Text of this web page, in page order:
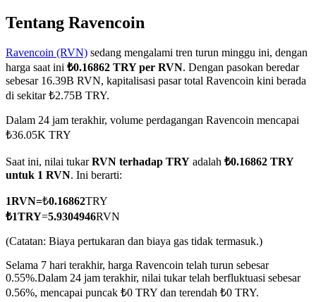
COIN-M Berjangka
Mata Uang Kripto Berjangka
TradFi
USDC Berjangka
Tentang Ravencoin
Ravencoin (RVN) sedang mengalami tren turun minggu ini, dengan
harga saat ini ₺0.16862 TRY per RVN. Dengan pasokan beredar
sebesar 16.39B RVN, kapitalisasi pasar total Ravencoin kini berada
di sekitar ₺2.75B TRY.
Dalam 24 jam terakhir, volume perdagangan Ravencoin mencapai
₺36.05K TRY
Saat ini, nilai tukarRVN terhadap TRY adalah ₺0.16862 TRY
untuk 1 RVN. Ini berarti:
1RVN=₺0.16862TRY
₺1TRY=5.9304946RVN
(Catatan: Biaya pertukaran dan biaya gas tidak termasuk.)
Selama 7 hari terakhir, harga Ravencoin telah turun sebesar
0.55%.Dalam 24 jam terakhir, nilai tukar telah berfluktuasi sebesar
0.56%, mencapai puncak ₺0 TRY dan terendah ₺0 TRY.